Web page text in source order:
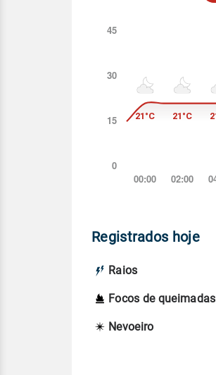
Registrados hoje
Raios
Focos de queimadas
Nevoeiro